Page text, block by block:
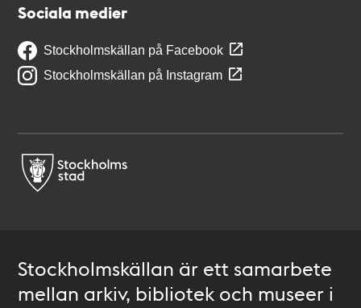
Sociala medier
Stockholmskällan på Facebook
Stockholmskällan på Instagram
Stockholmskällan är ett samarbete
mellan arkiv, bibliotek och museer i